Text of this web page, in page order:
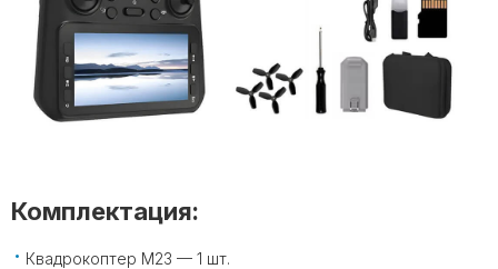
Комплектация:
Квадрокоптер M23 — 1 шт.